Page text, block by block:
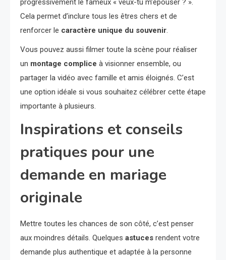
progressivement le fameux « veux-tu m’épouser ? ».
Cela permet d’inclure tous les êtres chers et de
renforcer le caractère unique du souvenir.
Vous pouvez aussi filmer toute la scène pour réaliser
un montage complice à visionner ensemble, ou
partager la vidéo avec famille et amis éloignés. C’est
une option idéale si vous souhaitez célébrer cette étape
importante à plusieurs.
Inspirations et conseils
pratiques pour une
demande en mariage
originale
Mettre toutes les chances de son côté, c’est penser
aux moindres détails. Quelques astuces rendent votre
demande plus authentique et adaptée à la personne